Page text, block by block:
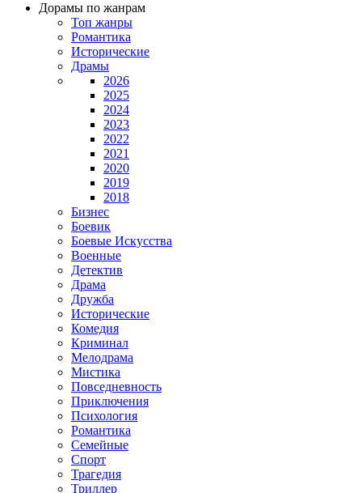
Дорамы по жанрам
Топ жанры
Романтика
Исторические
Драмы
2026
2025
2024
2023
2022
2021
2020
2019
2018
Бизнес
Боевик
Боевые Искусства
Военные
Детектив
Драма
Дружба
Исторические
Комедия
Криминал
Мелодрама
Мистика
Повседневность
Приключения
Психология
Романтика
Семейные
Спорт
Трагедия
Триллер